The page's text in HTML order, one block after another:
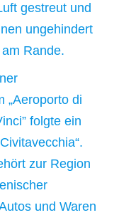
gestreut und
ungehindert
Rande.
„Aeroporto di
folgte ein
zur Region
und Waren